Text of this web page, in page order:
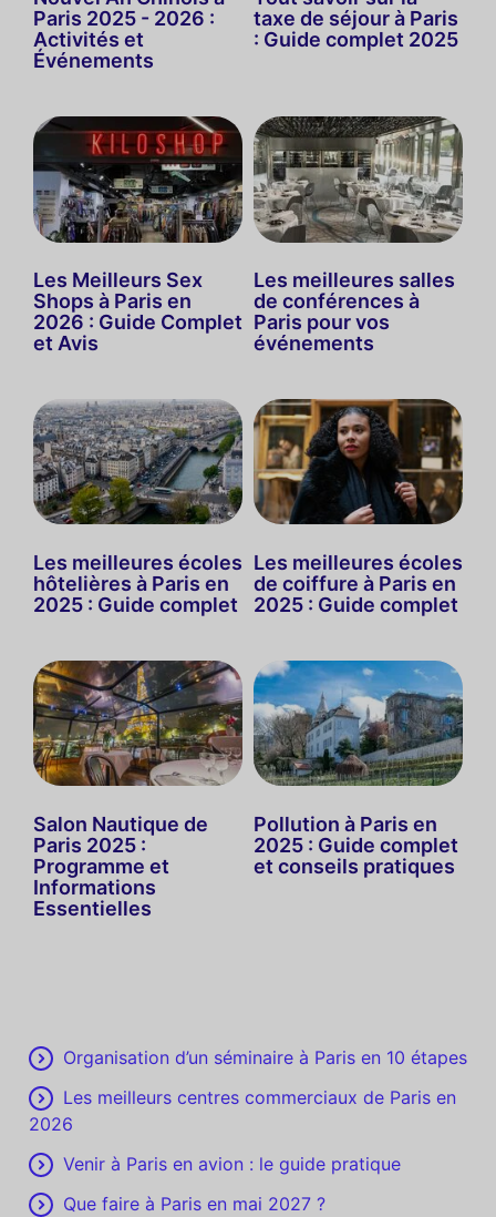
Paris 2025 - 2026 :
Activités et
Événements
taxe de séjour à Paris
: Guide complet 2025
Les Meilleurs Sex
Shops à Paris en
2026 : Guide Complet
et Avis
Les meilleures salles
de conférences à
Paris pour vos
événements
Les meilleures écoles
hôtelières à Paris en
2025 : Guide complet
Les meilleures écoles
de coiffure à Paris en
2025 : Guide complet
Salon Nautique de
Paris 2025 :
Programme et
Informations
Essentielles
Pollution à Paris en
2025 : Guide complet
et conseils pratiques
Organisation d’un séminaire à Paris en 10 étapes
Les meilleurs centres commerciaux de Paris en
2026
Venir à Paris en avion : le guide pratique
Que faire à Paris en mai 2027 ?